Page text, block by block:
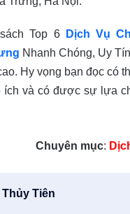
Top 6
Dịch Vụ
Nhanh Chóng, Uy
Hy vọng bạn đọc có
ích và có được sự lựa
Chuyên mục:
Thủy Tiên